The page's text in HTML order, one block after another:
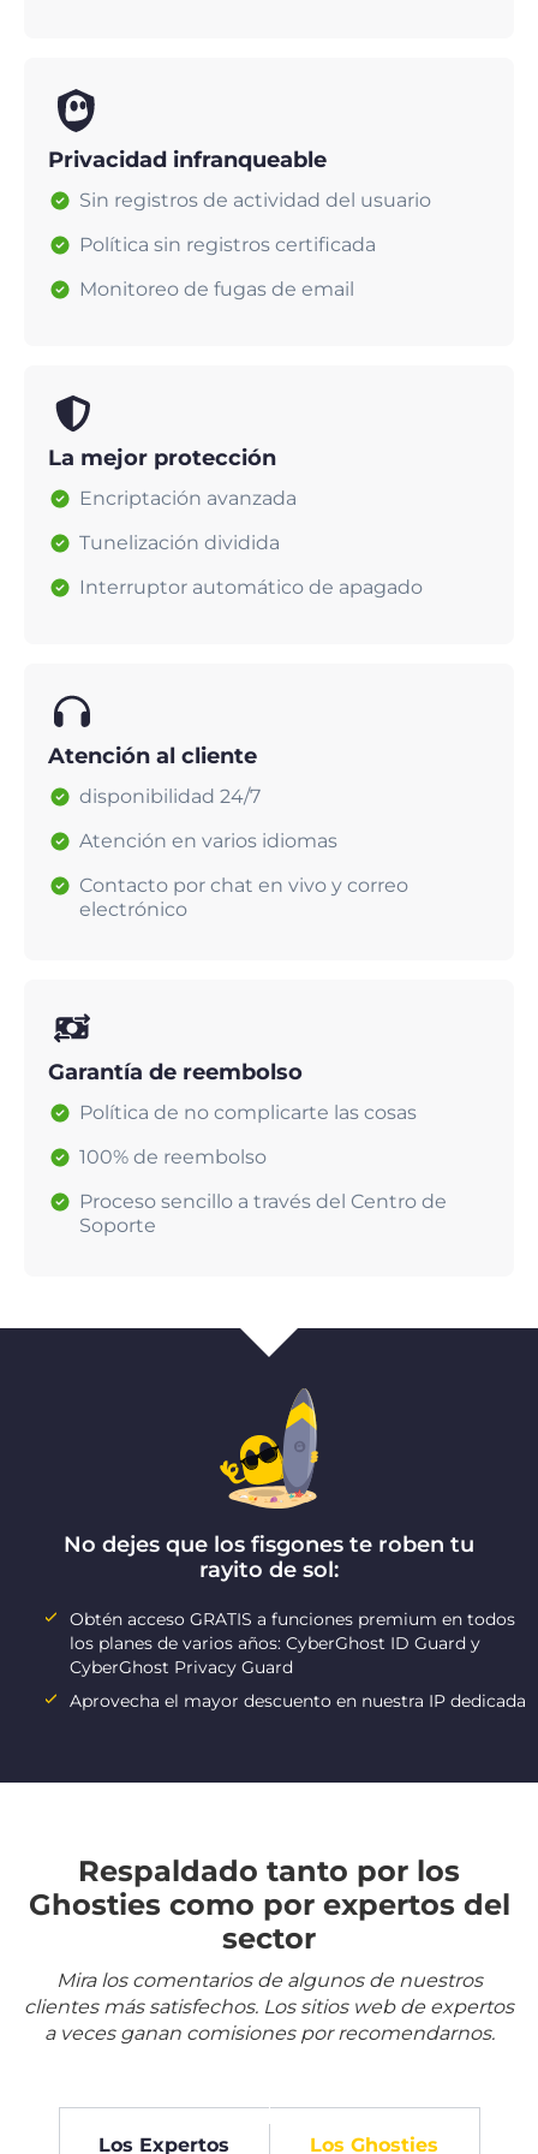
Privacidad infranqueable
Sin registros de actividad del usuario
Política sin registros certificada
Monitoreo de fugas de email
La mejor protección
Encriptación avanzada
Tunelización dividida
Interruptor automático de apagado
Atención al cliente
disponibilidad 24/7
Atención en varios idiomas
Contacto por chat en vivo y correo
electrónico
Garantía de reembolso
Política de no complicarte las cosas
100% de reembolso
Proceso sencillo a través del Centro de
Soporte
No dejes que los fisgones te roben tu
rayito de sol:
Obtén acceso GRATIS a funciones premium en todos
los planes de varios años: CyberGhost ID Guard y
CyberGhost Privacy Guard
Aprovecha el mayor descuento en nuestra IP dedicada
Respaldado tanto por los
Ghosties como por expertos del
sector
Mira los comentarios de algunos de nuestros
clientes más satisfechos. Los sitios web de expertos
a veces ganan comisiones por recomendarnos.
Los Expertos Los Ghosties